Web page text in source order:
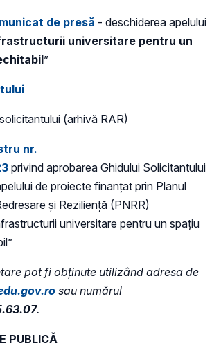
de presă - deschiderea apelului
universitare pentru un
”
(arhivă RAR)
nr.
privind aprobarea Ghidului Solicitantului
de proiecte finanțat prin Planul
și Reziliență (PNRR)
universitare pentru un spațiu
pot fi obținute utilizând adresa de
sau numărul
.
PUBLICĂ